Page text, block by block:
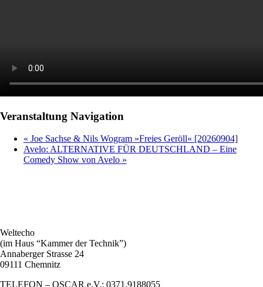
Veranstaltung Navigation
« Joe Sachse & Nils Wogram »Freies Geröll« [20260904]
Avelo: ALTERNATIVE FÜR DEUTSCHLAND – Eine
Comedy Show von Avelo »
Weltecho
(im Haus “Kammer der Technik”)
Annaberger Strasse 24
09111 Chemnitz
TELEFON – OSCAR e.V.: 0371.9188055